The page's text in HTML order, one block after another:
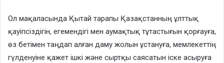
Ол мақаласында Қытай тарапы Қазақстанның ұлттық
қауіпсіздігін, егемендігі мен аумақтық тұтастығын қорғауға,
өз бетімен таңдап алған даму жолын ұстануға, мемлекеттің
гүлденуіне қажет ішкі және сыртқы саясатын іске асыруға